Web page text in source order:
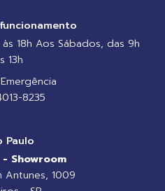
18h Aos Sábados, das 9h
13h
8235
Paulo
Showroom
Antunes, 1009